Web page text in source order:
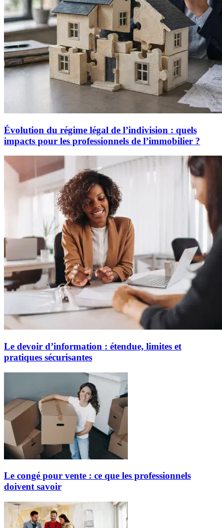
Évolution du régime légal de l’indivision : quels
impacts pour les professionnels de l’immobilier ?
Le devoir d’information : étendue, limites et
pratiques sécurisantes
Le congé pour vente : ce que les professionnels
doivent savoir